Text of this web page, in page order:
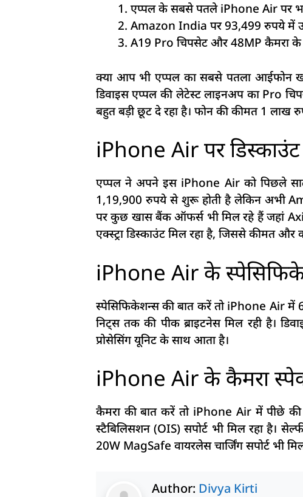
एप्पल के सबसे पतले iPhone Air पर
Amazon India पर 93,499 रुपये में
A19 Pro चिपसेट और 48MP कैमरा के
क्या आप भी एप्पल का सबसे पतला आईफोन
डिवाइस एप्पल की लेटेस्ट लाइनअप का Pro
बहुत बड़ी छूट दे रहा है। फोन की कीमत 1 लाख
iPhone Air पर
एप्पल ने अपने इस iPhone Air को पिछले
1,19,900 रुपये से शुरू होती है लेकिन अभी
पर कुछ खास बैंक ऑफर्स भी मिल रहे हैं जहां
एक्स्ट्रा डिस्काउंट मिल रहा है, जिससे कीमत
iPhone Air के
स्पेसिफिकेशन्स की बात करें तो iPhone Air में
निट्स तक की पीक ब्राइटनेस मिल रही है।
प्रोसेसिंग यूनिट के साथ आता है।
iPhone Air के कैमरा
कैमरा की बात करें तो iPhone Air में पीछे
स्टैबिलिसशन (OIS) सपोर्ट भी मिल रहा है।
20W MagSafe वायरलेस चार्जिंग सपोर्ट भी
Author: Divya Kirti